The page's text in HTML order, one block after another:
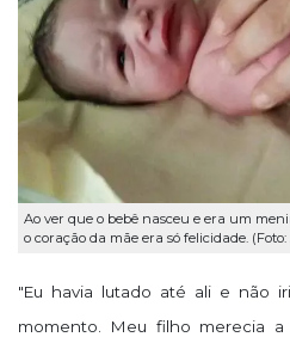
Ao ver que o bebê nasceu e era um
o coração da mãe era só felicidade.
"Eu havia lutado até ali e não
momento. Meu filho merecia